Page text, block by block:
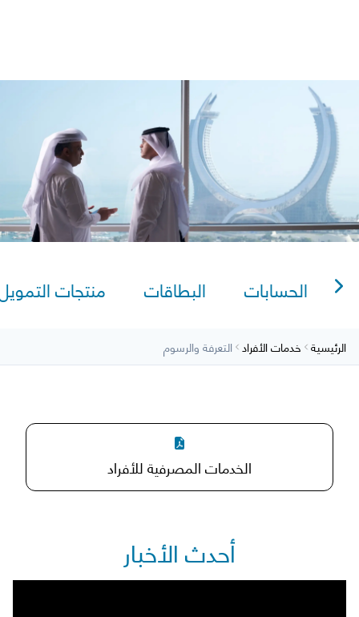
AlRayan CorpNet AlRayan GoSitemap
دليل الخدمات والأسعار
الحسابات البطاقات منتجات
الرئيسية خدمات الأفراد التعرفة والرسوم
الخدمات المصرفية للأفراد
أحدث الأخبار